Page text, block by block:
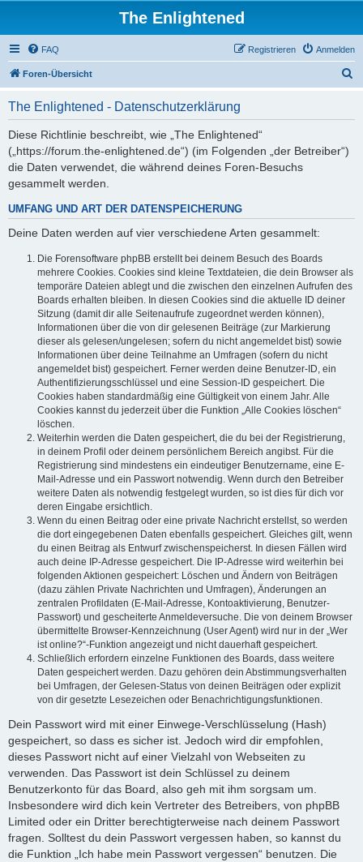
The Enlightened
FAQ Anmelden
Registrieren
Foren-Übersicht
The Enlightened - Datenschutzerklärung
Diese Richtlinie beschreibt, wie „The Enlightened“
(„https://forum.the-enlightened.de“) (im Folgenden „der Betreiber“)
die Daten verwendet, die während deines Foren-Besuchs
gesammelt werden.
UMFANG UND ART DER DATENSPEICHERUNG
Deine Daten werden auf vier verschiedene Arten gesammelt:
Die Forensoftware phpBB erstellt bei deinem Besuch des Boards
mehrere Cookies. Cookies sind kleine Textdateien, die dein Browser als
temporäre Dateien ablegt und die zwischen den einzelnen Aufrufen des
Boards erhalten bleiben. In diesen Cookies sind die aktuelle ID deiner
Sitzung (damit dir alle Seitenaufrufe zugeordnet werden können),
Informationen über die von dir gelesenen Beiträge (zur Markierung
dieser als gelesen/ungelesen; sofern du nicht angemeldet bist) sowie
Informationen über deine Teilnahme an Umfragen (sofern du nicht
angemeldet bist) gespeichert. Ferner werden deine Benutzer-ID, ein
Authentifizierungsschlüssel und eine Session-ID gespeichert. Die
Cookies haben standardmäßig eine Gültigkeit von einem Jahr. Alle
Cookies kannst du jederzeit über die Funktion „Alle Cookies löschen“
löschen.
Weiterhin werden die Daten gespeichert, die du bei der Registrierung,
in deinem Profil oder deinem persönlichem Bereich angibst. Für die
Registrierung sind mindestens ein eindeutiger Benutzername, eine E-
Mail-Adresse und ein Passwort notwendig. Wenn durch den Betreiber
weitere Daten als notwendig festgelegt wurden, so ist dies für dich vor
deren Eingabe ersichtlich.
Wenn du einen Beitrag oder eine private Nachricht erstellst, so werden
die dort eingegebenen Daten ebenfalls gespeichert. Gleiches gilt, wenn
du einen Beitrag als Entwurf zwischenspeicherst. In diesen Fällen wird
auch deine IP-Adresse gespeichert. Die IP-Adresse wird weiterhin bei
folgenden Aktionen gespeichert: Löschen und Ändern von Beiträgen
(dazu zählen Private Nachrichten und Umfragen), Änderungen an
zentralen Profildaten (E-Mail-Adresse, Kontoaktivierung, Benutzer-
Passwort) und gescheiterte Anmeldeversuche. Die von deinem Browser
übermittelte Browser-Kennzeichnung (User Agent) wird nur in der „Wer
ist online?“-Funktion angezeigt und nicht dauerhaft gespeichert.
Schließlich erfordern einzelne Funktionen des Boards, dass weitere
Daten gespeichert werden. Dazu gehören dein Abstimmungsverhalten
bei Umfragen, der Gelesen-Status von deinen Beiträgen oder explizit
von dir gesetzte Lesezeichen oder Benachrichtigungsfunktionen.
Dein Passwort wird mit einer Einwege-Verschlüsselung (Hash)
gespeichert, so dass es sicher ist. Jedoch wird dir empfohlen,
dieses Passwort nicht auf einer Vielzahl von Webseiten zu
verwenden. Das Passwort ist dein Schlüssel zu deinem
Benutzerkonto für das Board, also geh mit ihm sorgsam um.
Insbesondere wird dich kein Vertreter des Betreibers, von phpBB
Limited oder ein Dritter berechtigterweise nach deinem Passwort
fragen. Solltest du dein Passwort vergessen haben, so kannst du
die Funktion „Ich habe mein Passwort vergessen“ benutzen. Die